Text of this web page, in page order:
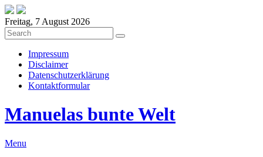
Freitag, 7 August 2026
Impressum
Disclaimer
Datenschutzerklärung
Kontaktformular
Manuelas bunte Welt
Menu